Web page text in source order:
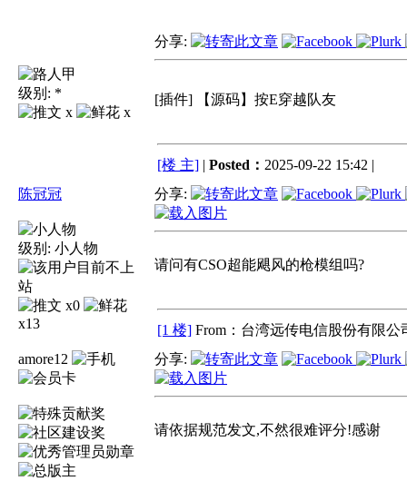
级别: *
x
x
分享:
[插件] 【源码】按E穿越队友
[楼 主] | Posted： 2025-09-22 15:42 |
陈冠冠
级别: 小人物
x0
x13
分享:
请问有CSO超能飓风的枪模组吗?
[1 楼] From：台湾远传电信股份有限公
amore12
分享:
请依据规范发文,不然很难评分!感谢